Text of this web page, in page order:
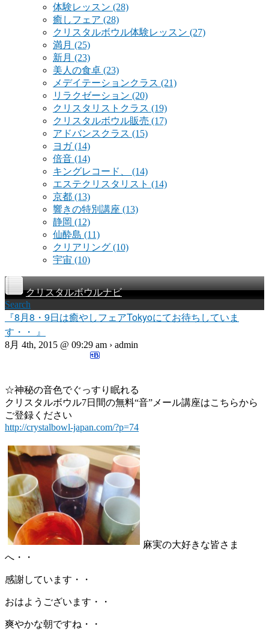
体験レッスン (28)
癒しフェア (28)
クリスタルボウル体験レッスン (27)
満月 (25)
新月 (23)
美人の食卓 (23)
メデイテーションクラス (21)
リラクゼーション (20)
クリスタリストクラス (19)
クリスタルボウル販売 (17)
アドバンスクラス (15)
ヨガ(14)
倍音 (14)
キングレコード、 (14)
エステクリスタリスト (14)
京都 (13)
響きの特別講座 (13)
静岡 (12)
仙酔島 (11)
クリアリング (10)
宇宙 (10)
クリスタルボウルナビ
Search
『8月8・9日は癒やしフェアTokyoにてお待ちしていま
す・・ 』
8月 4th, 2015 @ 09:29 am › admin
☆神秘の音色でぐっすり眠れる
クリスタルボウル7日間の無料“音”メール講座はこちらから
ご登録ください
http://crystalbowl-japan.com/?p=74
麻実の大好きな皆さま
へ・・
感謝しています・・
おはようございます・・
爽やかな朝ですね・・